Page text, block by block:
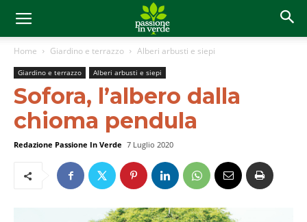
Home Giardino e terrazzo Alberi arbusti e siepi
Giardino e terrazzo Alberi arbusti e siepi
Sofora, l’albero dalla
chioma pendula
Redazione Passione In Verde 7 Luglio 2020